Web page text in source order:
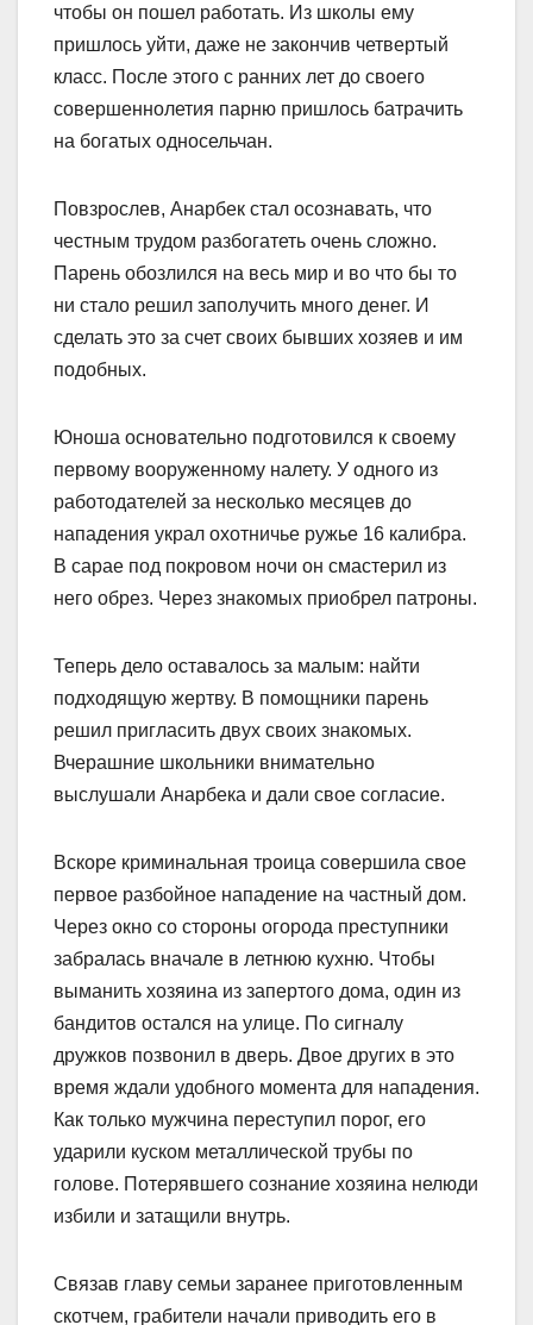
чтобы он пошел работать. Из школы ему
пришлось уйти, даже не закончив четвертый
класс. После этого с ранних лет до своего
совершеннолетия парню пришлось батрачить
на богатых односельчан.
Повзрослев, Анарбек стал осознавать, что
честным трудом разбогатеть очень сложно.
Парень обозлился на весь мир и во что бы то
ни стало решил заполучить много денег. И
сделать это за счет своих бывших хозяев и им
подобных.
Юноша основательно подготовился к своему
первому вооруженному налету. У одного из
работодателей за несколько месяцев до
нападения украл охотничье ружье 16 калибра.
В сарае под покровом ночи он смастерил из
него обрез. Через знакомых приобрел патроны.
Теперь дело оставалось за малым: найти
подходящую жертву. В помощники парень
решил пригласить двух своих знакомых.
Вчерашние школьники внимательно
выслушали Анарбека и дали свое согласие.
Вскоре криминальная троица совершила свое
первое разбойное нападение на част­ный дом.
Через окно со стороны огорода преступники
забралась вначале в летнюю кухню. Чтобы
выманить хозяина из запертого дома, один из
бандитов остался на улице. По сигналу
дружков позвонил в дверь. Двое других в это
время ждали удобного момента для нападения.
Как только мужчина переступил порог, его
ударили куском металлической трубы по
голове. Потерявшего сознание хозяина нелюди
избили и затащили внутрь.
Связав главу семьи заранее приготовленным
скотчем, грабители начали приводить его в